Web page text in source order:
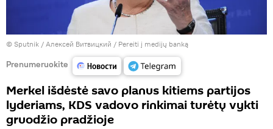
© Sputnik / Алексей Витвицкий / Pereiti į medijų banką
Prenumeruokite
Merkel išdėstė savo planus kitiems partijos
lyderiams, KDS vadovo rinkimai turėtų vykti
gruodžio pradžioje